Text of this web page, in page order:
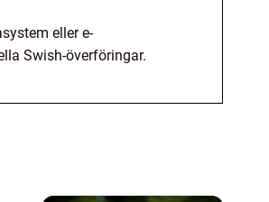
eller e-
Swish-överföringar.